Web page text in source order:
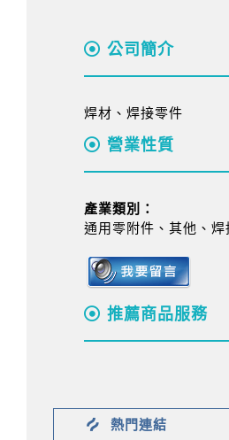
公司簡介
焊材、焊接零件
營業性質
產業類別：
通用零附件、其他、
推薦商品服務
熱門連結